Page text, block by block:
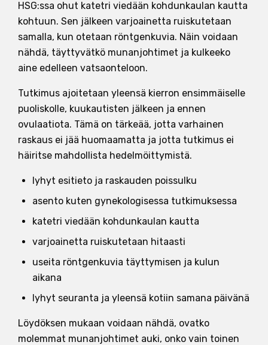
HSG:ssa ohut katetri viedään kohdunkaulan kautta
kohtuun. Sen jälkeen varjoainetta ruiskutetaan
samalla, kun otetaan röntgenkuvia. Näin voidaan
nähdä, täyttyvätkö munanjohtimet ja kulkeeko
aine edelleen vatsaonteloon.
Tutkimus ajoitetaan yleensä kierron ensimmäiselle
puoliskolle, kuukautisten jälkeen ja ennen
ovulaatiota. Tämä on tärkeää, jotta varhainen
raskaus ei jää huomaamatta ja jotta tutkimus ei
häiritse mahdollista hedelmöittymistä.
lyhyt esitieto ja raskauden poissulku
asento kuten gynekologisessa tutkimuksessa
katetri viedään kohdunkaulan kautta
varjoainetta ruiskutetaan hitaasti
useita röntgenkuvia täyttymisen ja kulun
aikana
lyhyt seuranta ja yleensä kotiin samana päivänä
Löydöksen mukaan voidaan nähdä, ovatko
molemmat munanjohtimet auki, onko vain toinen